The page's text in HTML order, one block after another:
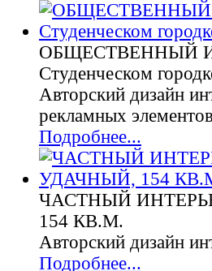
ОБЩЕСТВЕННЫЙ
Студенческом
Авторский дизайн
рекламных
Подробнее...
ЧАСТНЫЙ
154 КВ.М.
Авторский дизайн
Подробнее...